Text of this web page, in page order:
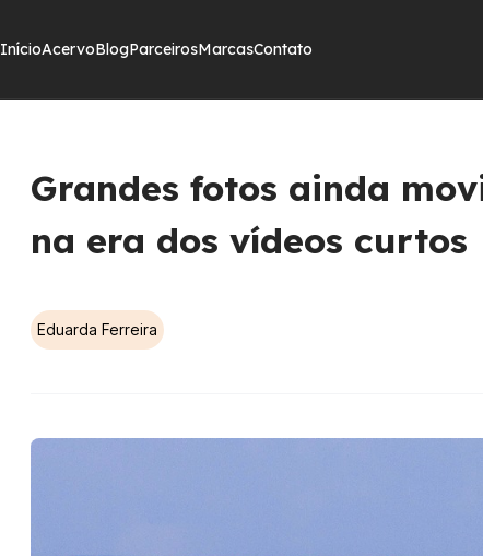
InícioAcervoBlogParceirosMarcasContato
Grandes fotos ainda
na era dos vídeos curtos
Eduarda Ferreira